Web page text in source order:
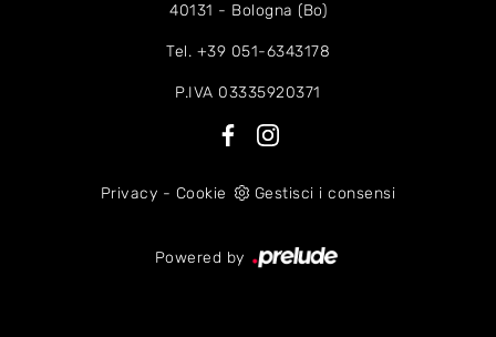
40131 - Bologna (Bo)
Tel. +39 051-6343178
P.IVA 03335920371
Privacy - Cookie Gestisci i consensi
Powered by